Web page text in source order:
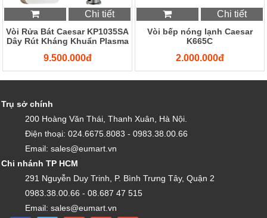
Chi tiết
Vòi Rửa Bát Caesar KP1035SA
Dây Rút Kháng Khuẩn Plasma
9.500.000đ
Chi tiết
Vòi bếp nóng lạnh Caesar
K665C
2.000.000đ
Trụ sở chính
200 Hoàng Văn Thái, Thanh Xuân, Hà Nội.
Điện thoại: 024.6675.8083 - 0983.38.00.66
Email: sales@eumart.vn
Chi nhánh TP HCM
291 Nguyễn Duy Trinh, P. Bình Trưng Tây, Quận 2
0983.38.00.66 - 08.687 47 515
Email: sales@eumart.vn